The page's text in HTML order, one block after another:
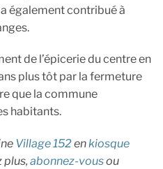
également contribué à
de l’épicerie du centre en
plus tôt par la fermeture
que la commune
habitants.
Village 152enkiosque
plus, abonnez-vousou